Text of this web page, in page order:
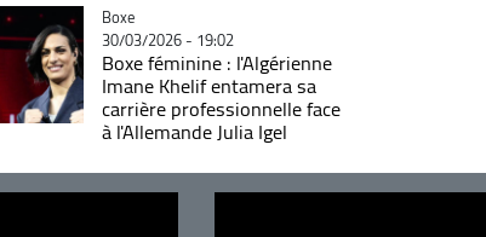
Catégorie
Boxe
30/03/2026 - 19:02
Boxe féminine : l'Algérienne
Imane Khelif entamera sa
carrière professionnelle face
à l'Allemande Julia Igel